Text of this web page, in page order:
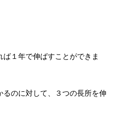
１年で伸ばすことができま
のに対して、３つの長所を伸